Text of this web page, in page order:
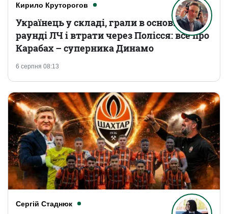
Кирило Круторогов
6 серпня 08:13
Українець у складі, грали в основному
раунді ЛЧ і втрати через Полісся: все про
Карабах – суперника Динамо
Сергій Стаднюк